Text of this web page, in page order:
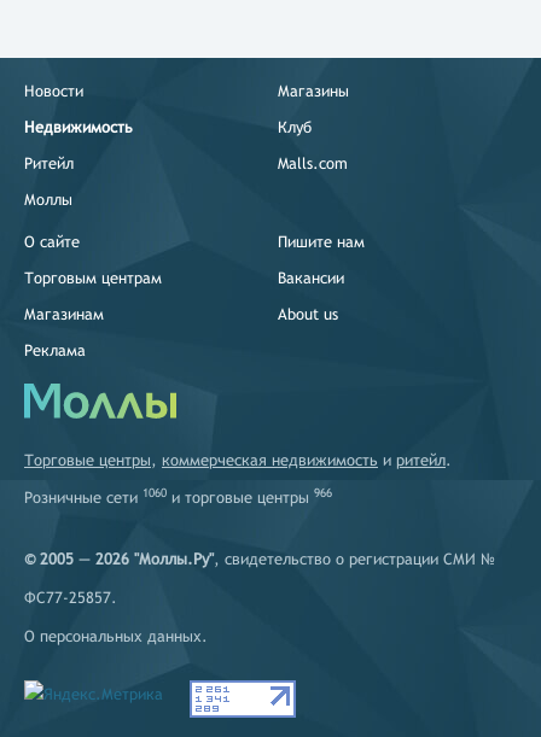
Новости
Недвижимость
Ритейл
Моллы
Магазины
Клуб
Malls.com
О сайте
Торговым центрам
Магазинам
Реклама
Пишите нам
Вакансии
About us
Торговые центры, коммерческая недвижимость и ритейл.
Розничные сети 1060 и торговые центры 966
© 2005 — 2026 "Моллы.Ру", свидетельство о регистрации СМИ №
ФС77-25857.
О персональных данных.